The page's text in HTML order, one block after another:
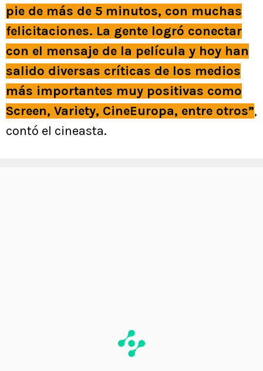
pie de más de 5 minutos, con muchas
felicitaciones. La gente logró conectar
con el mensaje de la película y hoy han
salido diversas críticas de los medios
más importantes muy positivas como
Screen, Variety, CineEuropa, entre otros”,
contó el cineasta.